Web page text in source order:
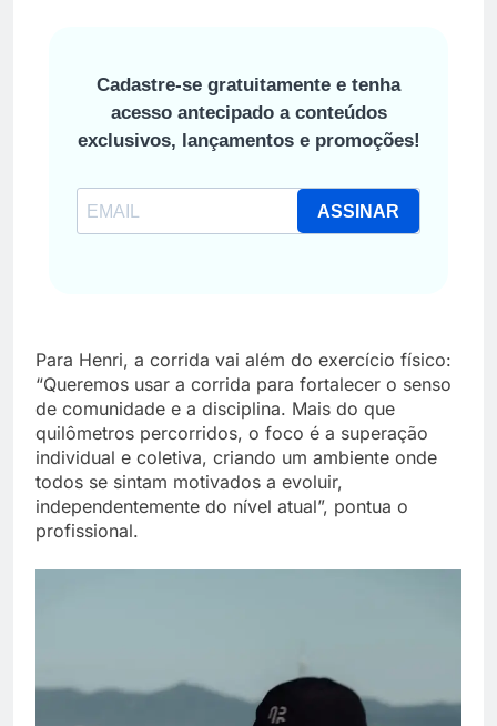
Cadastre-se gratuitamente e tenha
acesso antecipado a conteúdos
exclusivos, lançamentos e promoções!
ASSINAR
Para Henri, a corrida vai além do exercício físico:
“Queremos usar a corrida para fortalecer o senso
de comunidade e a disciplina. Mais do que
quilômetros percorridos, o foco é a superação
individual e coletiva, criando um ambiente onde
todos se sintam motivados a evoluir,
independentemente do nível atual”, pontua o
profissional.